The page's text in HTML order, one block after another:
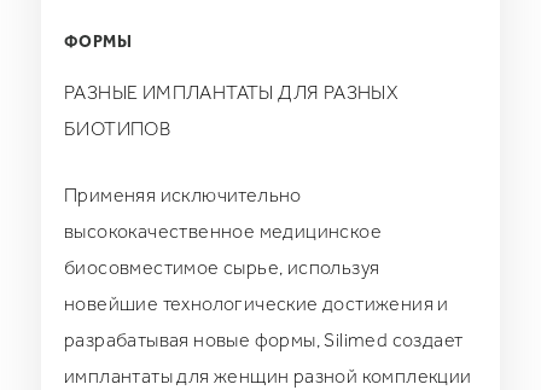
ФОРМЫ
РАЗНЫЕ ИМПЛАНТАТЫ ДЛЯ РАЗНЫХ
БИОТИПОВ
Применяя исключительно
высококачественное медицинское
биосовместимое сырье, используя
новейшие технологические достижения и
разрабатывая новые формы, Silimed создает
имплантаты для женщин разной комплекции